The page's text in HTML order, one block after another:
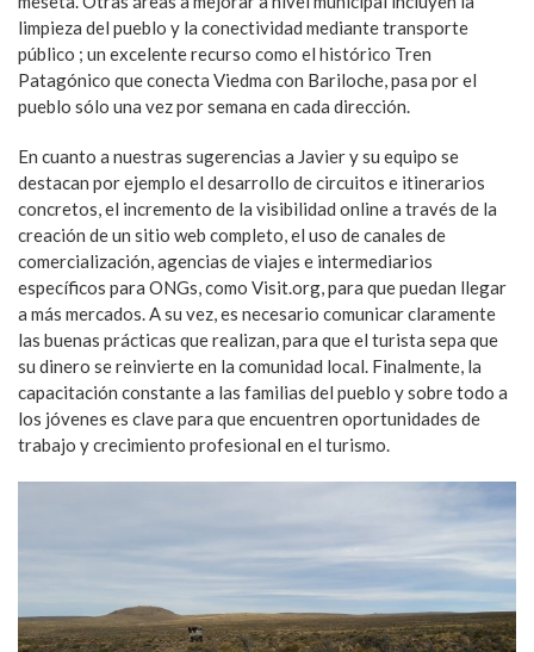
limpieza del pueblo y la conectividad mediante transporte
público ; un excelente recurso como el histórico Tren
Patagónico que conecta Viedma con Bariloche, pasa por el
pueblo sólo una vez por semana en cada dirección.
En cuanto a nuestras sugerencias a Javier y su equipo se
destacan por ejemplo el desarrollo de circuitos e itinerarios
concretos, el incremento de la visibilidad online a través de la
creación de un sitio web completo, el uso de canales de
comercialización, agencias de viajes e intermediarios
específicos para ONGs, como Visit.org, para que puedan llegar
a más mercados. A su vez, es necesario comunicar claramente
las buenas prácticas que realizan, para que el turista sepa que
su dinero se reinvierte en la comunidad local. Finalmente, la
capacitación constante a las familias del pueblo y sobre todo a
los jóvenes es clave para que encuentren oportunidades de
trabajo y crecimiento profesional en el turismo.